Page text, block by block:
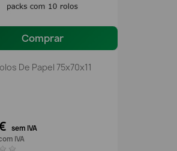
Comprar
De Papel 75x70x11
sem IVA
IVA